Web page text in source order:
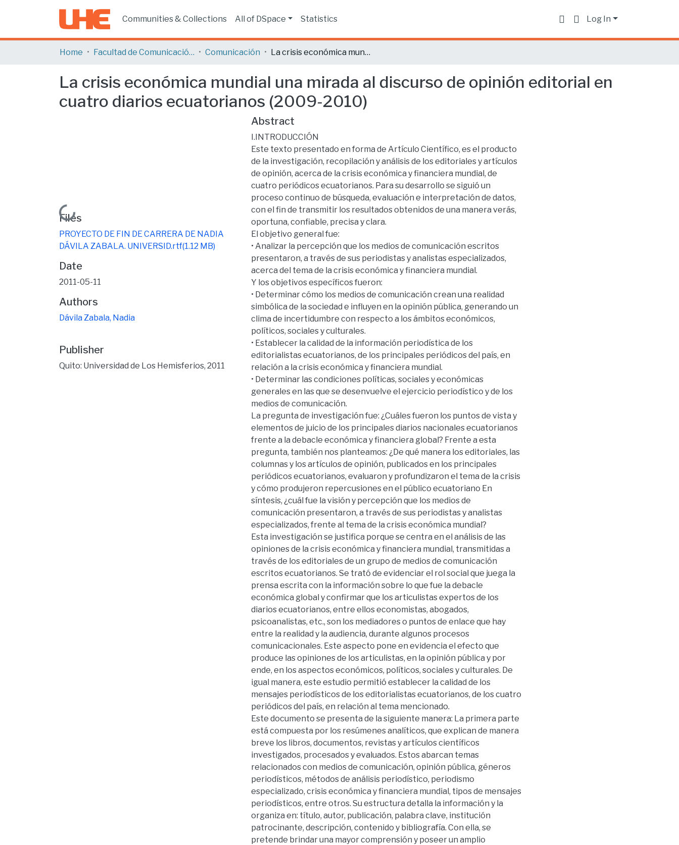
Communities & Collections All of DSpace Statistics Log In
Home Facultad de Comunicación y Tecnologías de la Información Comunicación La crisis económica mundial una mirada al discurso de opinión editorial en cuatro diarios ecuatorianos (2009-2010)
La crisis económica mundial una mirada al discurso de opinión editorial en
cuatro diarios ecuatorianos (2009-2010)
Loading...
Files
PROYECTO DE FIN DE CARRERA DE NADIA
DÁVILA ZABALA. UNIVERSID.rtf(1.12 MB)
Date
2011-05-11
Authors
Dávila Zabala, Nadia
Publisher
Quito: Universidad de Los Hemisferios, 2011
Abstract
I.INTRODUCCIÓN
Este texto presentado en forma de Artículo Científico, es el producto
de la investigación, recopilación y análisis de los editoriales y artículos
de opinión, acerca de la crisis económica y financiera mundial, de
cuatro periódicos ecuatorianos. Para su desarrollo se siguió un
proceso continuo de búsqueda, evaluación e interpretación de datos,
con el fin de transmitir los resultados obtenidos de una manera verás,
oportuna, confiable, precisa y clara.
El objetivo general fue:
• Analizar la percepción que los medios de comunicación escritos
presentaron, a través de sus periodistas y analistas especializados,
acerca del tema de la crisis económica y financiera mundial.
Y los objetivos específicos fueron:
• Determinar cómo los medios de comunicación crean una realidad
simbólica de la sociedad e influyen en la opinión pública, generando un
clima de incertidumbre con respecto a los ámbitos económicos,
políticos, sociales y culturales.
• Establecer la calidad de la información periodística de los
editorialistas ecuatorianos, de los principales periódicos del país, en
relación a la crisis económica y financiera mundial.
• Determinar las condiciones políticas, sociales y económicas
generales en las que se desenvuelve el ejercicio periodístico y de los
medios de comunicación.
La pregunta de investigación fue: ¿Cuáles fueron los puntos de vista y
elementos de juicio de los principales diarios nacionales ecuatorianos
frente a la debacle económica y financiera global? Frente a esta
pregunta, también nos planteamos: ¿De qué manera los editoriales, las
columnas y los artículos de opinión, publicados en los principales
periódicos ecuatorianos, evaluaron y profundizaron el tema de la crisis
y cómo produjeron repercusiones en el público ecuatoriano En
síntesis, ¿cuál fue la visión y percepción que los medios de
comunicación presentaron, a través de sus periodistas y analistas
especializados, frente al tema de la crisis económica mundial?
Esta investigación se justifica porque se centra en el análisis de las
opiniones de la crisis económica y financiera mundial, transmitidas a
través de los editoriales de un grupo de medios de comunicación
escritos ecuatorianos. Se trató de evidenciar el rol social que juega la
prensa escrita con la información sobre lo que fue la debacle
económica global y confirmar que los articulistas expertos de los
diarios ecuatorianos, entre ellos economistas, abogados,
psicoanalistas, etc., son los mediadores o puntos de enlace que hay
entre la realidad y la audiencia, durante algunos procesos
comunicacionales. Este aspecto pone en evidencia el efecto que
produce las opiniones de los articulistas, en la opinión pública y por
ende, en los aspectos económicos, políticos, sociales y culturales. De
igual manera, este estudio permitió establecer la calidad de los
mensajes periodísticos de los editorialistas ecuatorianos, de los cuatro
periódicos del país, en relación al tema mencionado.
Este documento se presenta de la siguiente manera: La primera parte
está compuesta por los resúmenes analíticos, que explican de manera
breve los libros, documentos, revistas y artículos científicos
investigados, procesados y evaluados. Estos abarcan temas
relacionados con medios de comunicación, opinión pública, géneros
periodísticos, métodos de análisis periodístico, periodismo
especializado, crisis económica y financiera mundial, tipos de mensajes
periodísticos, entre otros. Su estructura detalla la información y la
organiza en: título, autor, publicación, palabra clave, institución
patrocinante, descripción, contenido y bibliografía. Con ella, se
pretende brindar una mayor comprensión y poseer un amplio